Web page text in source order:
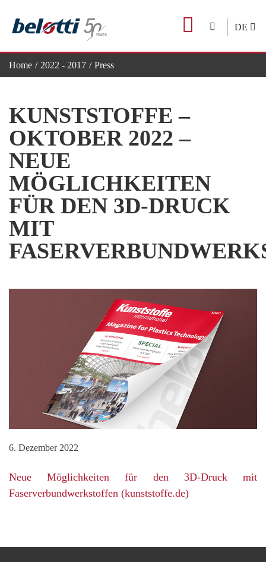
content
DE
Home 2022 - 2017 Press
KUNSTSTOFFE –
OKTOBER 2022 –
NEUE
MÖGLICHKEITEN
FÜR DEN 3D-DRUCK
MIT
6. Dezember 2022
Neue Möglichkeiten für den 3D-Druck mit
Faserverbundwerkstoffen (kunststoffe.de)